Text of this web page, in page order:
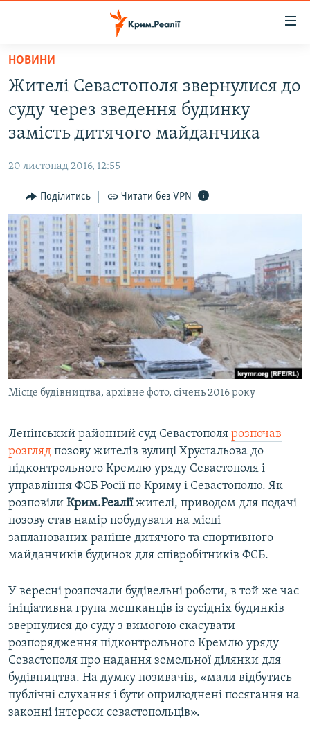
Перейти
основного
матеріалу
Перейти
до
основної
Перейти
до
пошуку
ВІДЕО ТА ФОТО
БЛОГИ
ПОГЛЯД
ІНТЕРВ'Ю
ВСЕ ЗА ДЕНЬ
СПЕЦПРОЕКТИ
ДЕПОРТАЦІЯ
ВІДЕОУРОКИ «ELIFBE»
СВІДЧЕННЯ ОКУПАЦІЇ
УКРАЇНСЬКА ПРОБЛЕМА КРИМУ
ІНФОГРАФІКА
ЯК ОБІЙТИ БЛОКУВАННЯ
Русский
Qırımtatar
ДОЛУЧАЙСЯ!
Усі сайти RFE/RL
НОВИНИ
Жителі Севастополя звернулися до
суду через зведення будинку
замість дитячого майданчика
20 листопад 2016, 12:55
Поділитись Читати без VPN
Місце будівництва, архівне фото, січень 2016 року
Ленінський районний суд Севастополя розпочав
розгляд позову жителів вулиці Хрустальова до
підконтрольного Кремлю уряду Севастополя і
управління ФСБ Росії по Криму і Севастополю. Як
розповіли Крим.Реаліїжителі, приводом для подачі
позову став намір побудувати на місці
запланованих раніше дитячого та спортивного
майданчиків будинок для співробітників ФСБ.
У вересні розпочали будівельні роботи, в той же час
ініціативна група мешканців із сусідніх будинків
звернулися до суду з вимогою скасувати
розпорядження підконтрольного Кремлю уряду
Севастополя про надання земельної ділянки для
будівництва. На думку позивачів, «мали відбутись
публічні слухання і бути оприлюднені посягання на
законні інтереси севастопольців».